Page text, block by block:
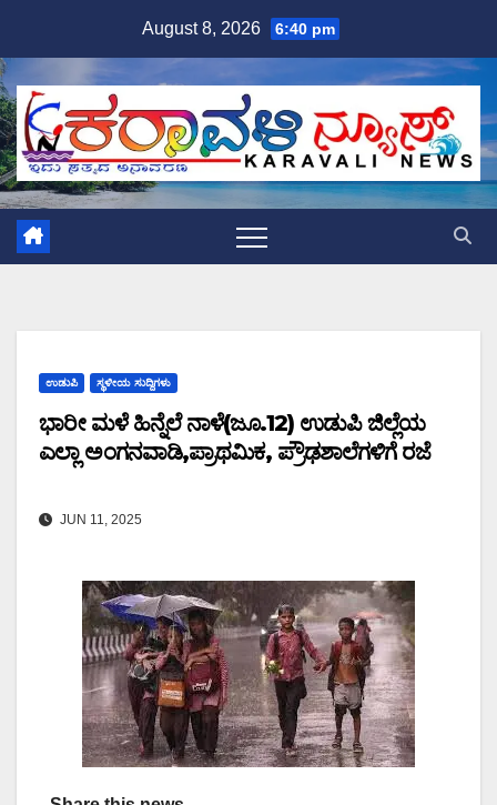
content
August 8, 2026 6:40 pm
ಉಡುಪಿ ಸ್ಥಳೀಯ ಸುದ್ದಿಗಳು
ಭಾರೀ ಮಳೆ ಹಿನ್ನೆಲೆ ನಾಳೆ(ಜೂ.12) ಉಡುಪಿ ಜಿಲ್ಲೆಯ
ಎಲ್ಲಾ ಅಂಗನವಾಡಿ,ಪ್ರಾಥಮಿಕ, ಪ್ರೌಢಶಾಲೆಗಳಿಗೆ ರಜೆ
JUN 11, 2025